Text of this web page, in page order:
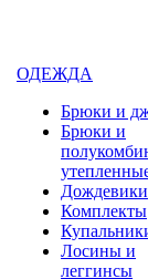
ОДЕЖДА
Брюки и
Брюки и
Дождевики
Комплекты
Лосины и
леггинсы